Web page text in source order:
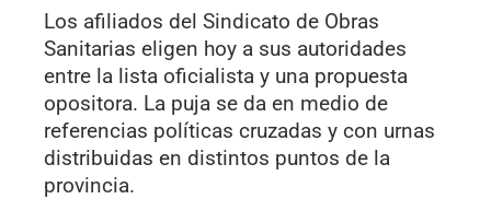
Los afiliados del Sindicato de Obras
Sanitarias eligen hoy a sus autoridades
entre la lista oficialista y una propuesta
opositora. La puja se da en medio de
referencias políticas cruzadas y con urnas
distribuidas en distintos puntos de la
provincia.